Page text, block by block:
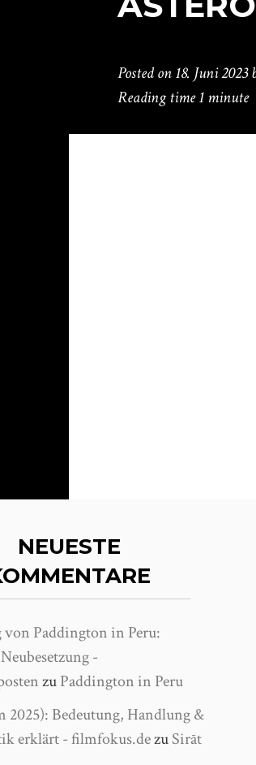
Posted on18. Juni 2023
Reading time1 minute
NEUESTE
von Paddington in Peru:
-
zuPaddington in Peru
2025): Bedeutung, Handlung &
erklärt - filmfokus.dezuSirāt